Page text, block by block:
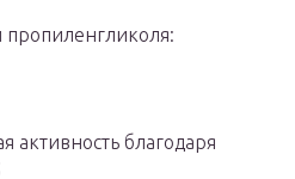
пропиленгликоля:
активность благодаря